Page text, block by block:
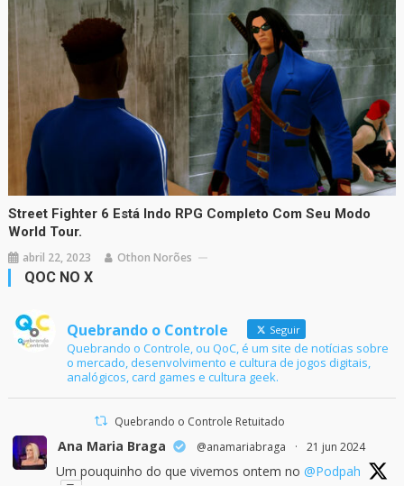
Street Fighter 6 Está Indo RPG Completo Com Seu Modo
World Tour.
abril 22, 2023 Othon Norões
QOC NO X
Quebrando o Controle Seguir
Quebrando o Controle, ou QoC, é um site de notícias sobre
o mercado, desenvolvimento e cultura de jogos digitais,
analógicos, card games e cultura geek.
Quebrando o Controle Retuitado
Ana Maria Braga @anamariabraga · 21 jun 2024
Um pouquinho do que vivemos ontem no @Podpah